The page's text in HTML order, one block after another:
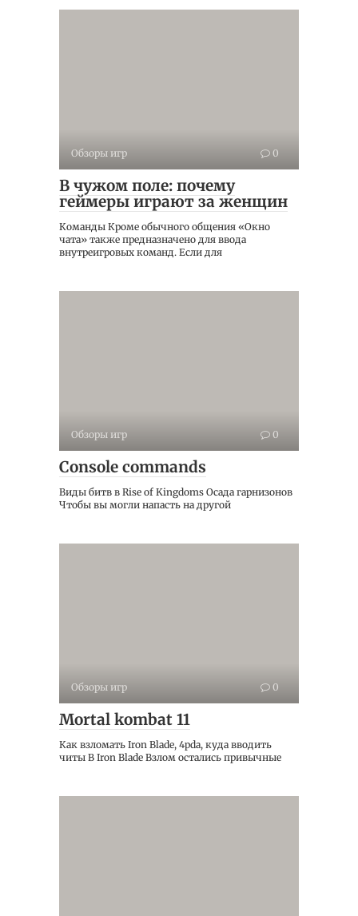
Обзоры игр 0
В чужом поле: почему
геймеры играют за женщин
Команды Кроме обычного общения «Окно
чата» также предназначено для ввода
внутреигровых команд. Если для
Обзоры игр 0
Console commands
Виды битв в Rise of Kingdoms Осада гарнизонов
Чтобы вы могли напасть на другой
Обзоры игр 0
Mortal kombat 11
Как взломать Iron Blade, 4pda, куда вводить
читы В Iron Blade Взлом остались привычные